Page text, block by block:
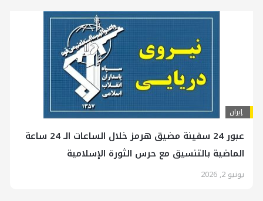
إيران
عبور 24 سفينة مضيق هرمز خلال الساعات الـ 24 ساعة
الماضية بالتنسيق مع حرس الثورة الإسلامية
يونيو 2, 2026